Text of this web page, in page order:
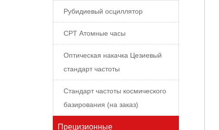
Рубидиевый осциллятор
CPT Атомные часы
Оптическая накачка Цезиевый
стандарт частоты
Стандарт частоты космического
базирования (на заказ)
Прецизионные